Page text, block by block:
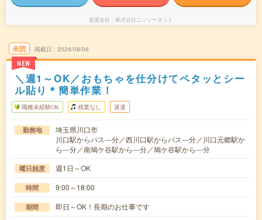
派遣会社 株式会社ニッソーネット
未読
NEW
掲載日 2026/08/06
＼週1～OK／おもちゃを仕分けてペタッとシー
ル貼り＊簡単作業！
職種未経験OK 残業なし 派遣
勤務地
埼玉県川口市
川口駅からバス---分／西川口駅からバス---分／川口元郷駅か
ら---分／南鳩ケ谷駅から---分／鳩ケ谷駅から---分
曜日頻度 週1日～OK
時間 9:00～18:00
期間 即日～OK！長期のお仕事です